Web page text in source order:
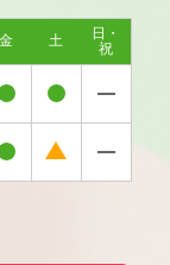
金 土
日・
祝